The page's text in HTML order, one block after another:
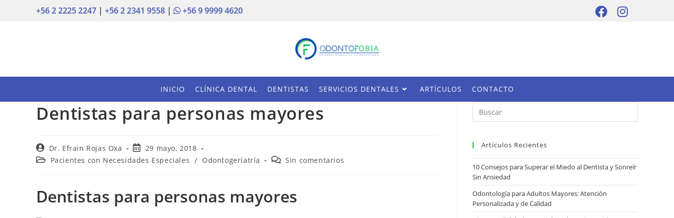
+56 2 2225 2247 | +56 2 2341 9558 | +56 9 9999 4620
INICIO CLÍNICA DENTAL DENTISTAS SERVICIOS DENTALES ARTÍCULOS CONTACTO
Dentistas para personas mayores
Dr. Efrain Rojas Oxa
29 mayo, 2018
Pacientes con Necesidades Especiales / Odontogeriatría Sin comentarios
Dentistas para personas mayores
Artículos Recientes
10 Consejos para Superar el Miedo al Dentista y Sonreír
Sin Ansiedad
Odontología para Adultos Mayores: Atención
Personalizada y de Calidad